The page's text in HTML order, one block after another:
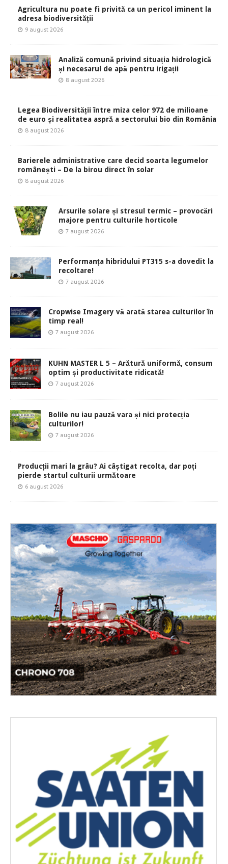
Agricultura nu poate fi privită ca un pericol iminent la
adresa biodiversității
9 august 2026
Analiză comună privind situația hidrologică
și necesarul de apă pentru irigații
8 august 2026
Legea Biodiversității între miza celor 972 de milioane
de euro și realitatea aspră a sectorului bio din România
8 august 2026
Barierele administrative care decid soarta legumelor
românești – De la birou direct în solar
8 august 2026
Arsurile solare și stresul termic – provocări
majore pentru culturile horticole
7 august 2026
Performanța hibridului PT315 s-a dovedit la
recoltare!
7 august 2026
Cropwise Imagery vă arată starea culturilor în
timp real!
7 august 2026
KUHN MASTER L 5 – Arătură uniformă, consum
optim și productivitate ridicată!
7 august 2026
Bolile nu iau pauză vara și nici protecția
culturilor!
7 august 2026
Producții mari la grâu? Ai câștigat recolta, dar poți
pierde startul culturii următoare
6 august 2026